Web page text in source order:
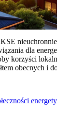
dla
korzyści
obecnych